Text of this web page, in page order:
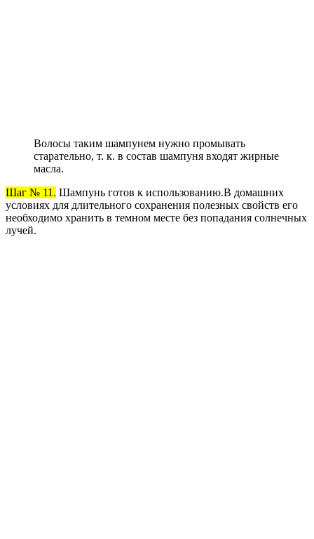
Волосы таким шампунем нужно промывать
старательно, т. к. в состав шампуня входят жирные
масла.
Шаг № 11. Шампунь готов к использованию.В домашних
условиях для длительного сохранения полезных свойств его
необходимо хранить в темном месте без попадания солнечных
лучей.